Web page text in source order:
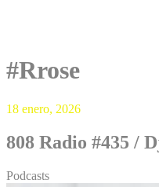
#Rrose
18 enero, 2026
808 Radio #435 /
Podcasts